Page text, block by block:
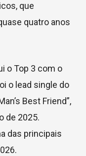
que
quatro anos
o Top 3 com o
o lead single do
Best Friend”,
de 2025.
das principais